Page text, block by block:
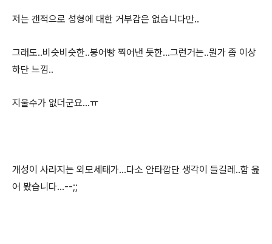
저는 갠적으로 성형에 대한 거부감은 없습니다만..
그래도..비슷비슷한..붕어빵 찍어낸 듯한...그런거는..뭔가 좀 이상
하단 느낌..
지울수가 없더군요...ㅠ
개성이 사라지는 외모세태가...다소 안타깝단 생각이 들길레..함 읊
어 봤습니다...--;;